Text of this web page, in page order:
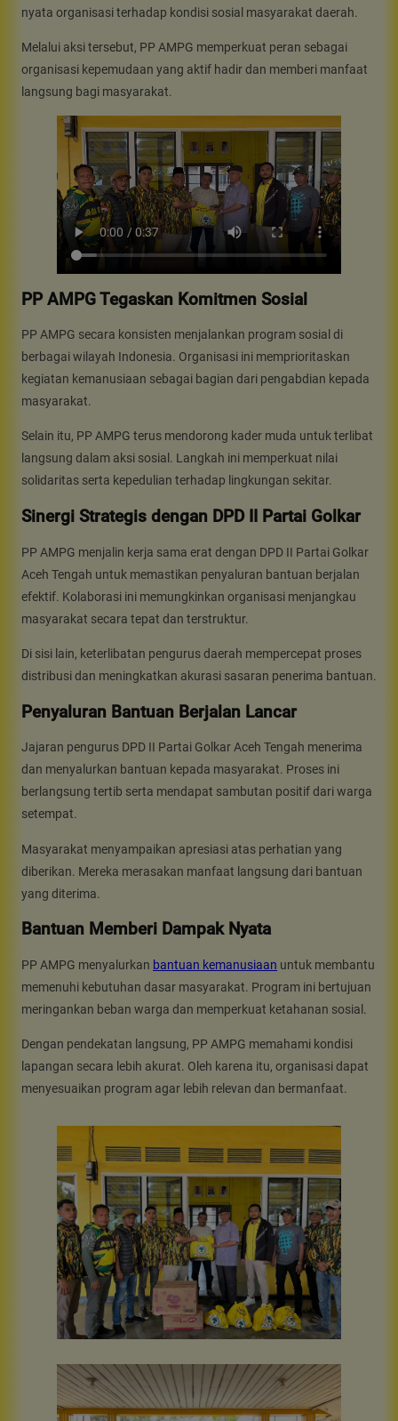
nyata organisasi terhadap kondisi sosial masyarakat daerah.
Melalui aksi tersebut, PP AMPG memperkuat peran sebagai
organisasi kepemudaan yang aktif hadir dan memberi manfaat
langsung bagi masyarakat.
PP AMPG Tegaskan Komitmen Sosial
PP AMPG secara konsisten menjalankan program sosial di
berbagai wilayah Indonesia. Organisasi ini memprioritaskan
kegiatan kemanusiaan sebagai bagian dari pengabdian kepada
masyarakat.
Selain itu, PP AMPG terus mendorong kader muda untuk terlibat
langsung dalam aksi sosial. Langkah ini memperkuat nilai
solidaritas serta kepedulian terhadap lingkungan sekitar.
Sinergi Strategis dengan DPD II Partai Golkar
PP AMPG menjalin kerja sama erat dengan DPD II Partai Golkar
Aceh Tengah untuk memastikan penyaluran bantuan berjalan
efektif. Kolaborasi ini memungkinkan organisasi menjangkau
masyarakat secara tepat dan terstruktur.
Di sisi lain, keterlibatan pengurus daerah mempercepat proses
distribusi dan meningkatkan akurasi sasaran penerima bantuan.
Penyaluran Bantuan Berjalan Lancar
Jajaran pengurus DPD II Partai Golkar Aceh Tengah menerima
dan menyalurkan bantuan kepada masyarakat. Proses ini
berlangsung tertib serta mendapat sambutan positif dari warga
setempat.
Masyarakat menyampaikan apresiasi atas perhatian yang
diberikan. Mereka merasakan manfaat langsung dari bantuan
yang diterima.
Bantuan Memberi Dampak Nyata
PP AMPG menyalurkan bantuan kemanusiaan untuk membantu
memenuhi kebutuhan dasar masyarakat. Program ini bertujuan
meringankan beban warga dan memperkuat ketahanan sosial.
Dengan pendekatan langsung, PP AMPG memahami kondisi
lapangan secara lebih akurat. Oleh karena itu, organisasi dapat
menyesuaikan program agar lebih relevan dan bermanfaat.